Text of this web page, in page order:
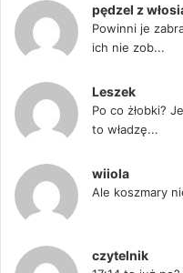
pędzel z
Powinni je
ich nie zob...
Leszek
Po co żłobki?
to władzę...
wiiola
Ale koszmary
czytelnik